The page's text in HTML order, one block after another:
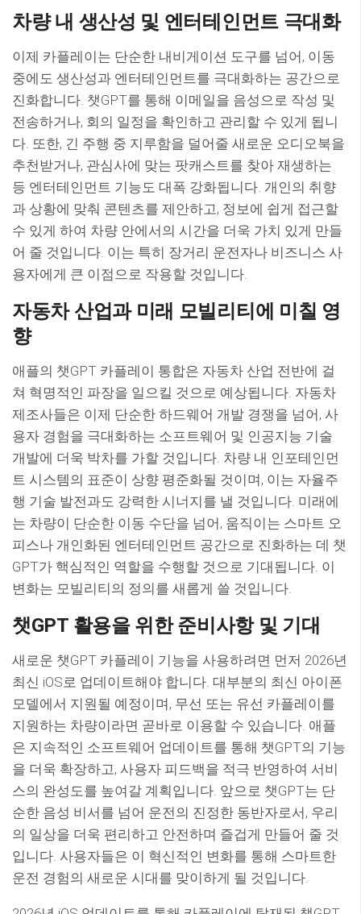
차량 내 생산성 및 엔터테인먼트 극대화
이제 카플레이는 단순한 내비게이션 도구를 넘어, 이동
중에도 생산성과 엔터테인먼트를 극대화하는 공간으로
진화합니다. 챗GPT를 통해 이메일을 음성으로 작성 및
전송하거나, 회의 일정을 확인하고 관리할 수 있게 됩니
다. 또한, 긴 주행 중 지루함을 덜어줄 새로운 오디오북을
추천받거나, 관심사에 맞는 팟캐스트를 찾아 재생하는
등 엔터테인먼트 기능도 대폭 강화됩니다. 개인의 취향
과 상황에 맞춰 콘텐츠를 제안하고, 정보에 쉽게 접근할
수 있게 하여 차량 안에서의 시간을 더욱 가치 있게 만들
어 줄 것입니다. 이는 특히 장거리 운전자나 비즈니스 사
용자에게 큰 이점으로 작용할 것입니다.
자동차 산업과 미래 모빌리티에 미칠 영
향
애플의 챗GPT 카플레이 통합은 자동차 산업 전반에 걸
쳐 혁명적인 파장을 일으킬 것으로 예상됩니다. 자동차
제조사들은 이제 단순한 하드웨어 개발 경쟁을 넘어, 사
용자 경험을 극대화하는 소프트웨어 및 인공지능 기술
개발에 더욱 박차를 가할 것입니다. 차량 내 인포테인먼
트 시스템의 표준이 상향 평준화될 것이며, 이는 자율주
행 기술 발전과도 강력한 시너지를 낼 것입니다. 미래에
는 차량이 단순한 이동 수단을 넘어, 움직이는 스마트 오
피스나 개인화된 엔터테인먼트 공간으로 진화하는 데 챗
GPT가 핵심적인 역할을 수행할 것으로 기대됩니다. 이
변화는 모빌리티의 정의를 새롭게 쓸 것입니다.
챗GPT 활용을 위한 준비사항 및 기대
새로운 챗GPT 카플레이 기능을 사용하려면 먼저 2026년
최신 iOS로 업데이트해야 합니다. 대부분의 최신 아이폰
모델에서 지원될 예정이며, 무선 또는 유선 카플레이를
지원하는 차량이라면 곧바로 이용할 수 있습니다. 애플
은 지속적인 소프트웨어 업데이트를 통해 챗GPT의 기능
을 더욱 확장하고, 사용자 피드백을 적극 반영하여 서비
스의 완성도를 높여갈 계획입니다. 앞으로 챗GPT는 단
순한 음성 비서를 넘어 운전의 진정한 동반자로서, 우리
의 일상을 더욱 편리하고 안전하며 즐겁게 만들어 줄 것
입니다. 사용자들은 이 혁신적인 변화를 통해 스마트한
운전 경험의 새로운 시대를 맞이하게 될 것입니다.